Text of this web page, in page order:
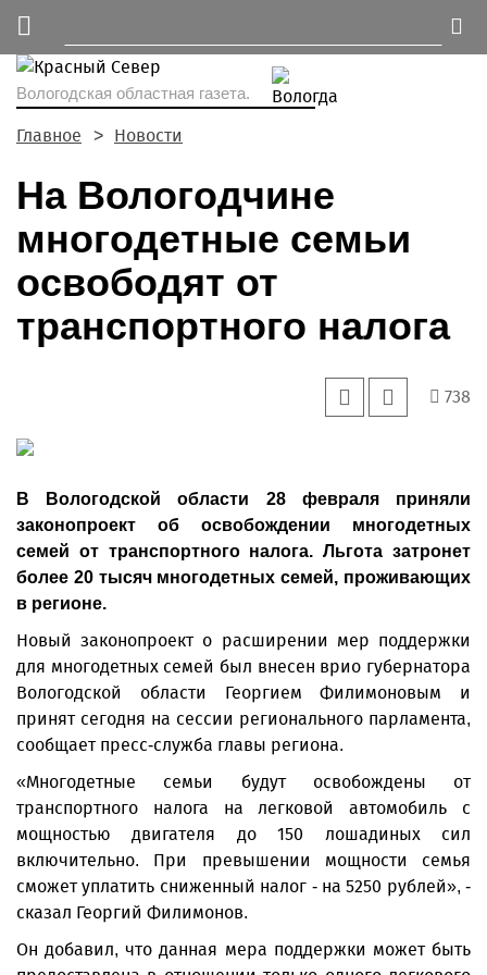
Вологодская областная газета.
Главное Новости
На Вологодчине
многодетные семьи
освободят от
транспортного налога
738
В Вологодской области 28 февраля приняли
законопроект об освобождении многодетных
семей от транспортного налога. Льгота затронет
более 20 тысяч многодетных семей, проживающих
в регионе.
Новый законопроект о расширении мер поддержки
для многодетных семей был внесен врио губернатора
Вологодской области Георгием Филимоновым и
принят сегодня на сессии регионального парламента,
сообщает пресс-служба главы региона.
«Многодетные семьи будут освобождены от
транспортного налога на легковой автомобиль с
мощностью двигателя до 150 лошадиных сил
включительно. При превышении мощности семья
сможет уплатить сниженный налог - на 5250 рублей», -
сказал Георгий Филимонов.
Он добавил, что данная мера поддержки может быть